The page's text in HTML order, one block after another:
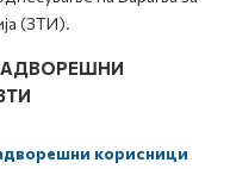
(ЗТИ).
корисници